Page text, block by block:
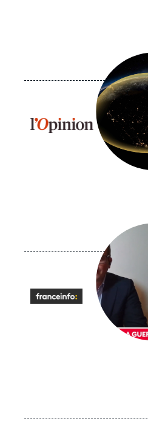
Logo
principale
médiatique
Logo
principale
médiatique